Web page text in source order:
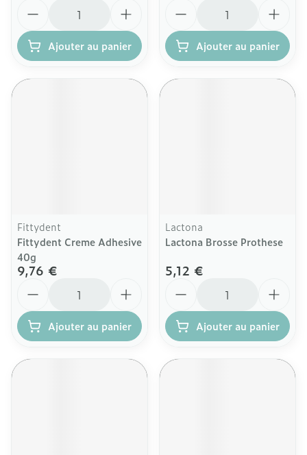
Ajouter au panier Ajouter au panier
Fittydent
Fittydent Creme Adhesive
40g
9,76 €
Ajouter au panier
Lactona
Lactona Brosse Prothese
5,12 €
Ajouter au panier